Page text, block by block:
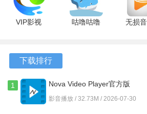
软件亮点
1、无论你身在何处，只需轻松一键，
2、高清画质让你仿佛身临其境，细腻
3、精心为您提供无比清晰的画面呈现
VIP影视
咕噜咕噜
无损
下载排行
1
Nova Video Player官方版
6.4.28 6.4.28-
影音播放 / 32.73M / 2026-07-30